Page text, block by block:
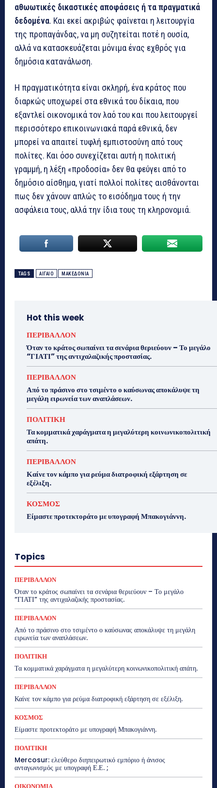
αθωωτικές δικαστικές αποφάσεις ή τα πραγματικά
δεδομένα. Και εκεί ακριβώς φαίνεται η λειτουργία
της προπαγάνδας, να μη συζητείται ποτέ η ουσία,
αλλά να κατασκευάζεται μόνιμα ένας εχθρός για
δημόσια κατανάλωση.
Η πραγματικότητα είναι σκληρή, ένα κράτος που
διαρκώς υποχωρεί στα εθνικά του δίκαια, που
εξαντλεί οικονομικά τον λαό του και που λειτουργεί
περισσότερο επικοινωνιακά παρά εθνικά, δεν
μπορεί να απαιτεί τυφλή εμπιστοσύνη από τους
πολίτες. Και όσο συνεχίζεται αυτή η πολιτική
γραμμή, η λέξη «προδοσία» δεν θα φεύγει από το
δημόσιο αίσθημα, γιατί πολλοί πολίτες αισθάνονται
πως δεν χάνουν απλώς το εισόδημα τους ή την
ασφάλεια τους, αλλά την ίδια τους τη κληρονομιά.
TAGS ΑΙΓΑΙΟ ΜΑΚΕΔΟΝΙΑ
Hot this week
ΠΕΡΙΒΑΛΛΟΝ
Όταν το κράτος σωπαίνει τα σενάρια θεριεύουν – Το μεγάλο
“ΓΙΑΤΙ” της αντιχαλαζικής προστασίας.
ΠΕΡΙΒΑΛΛΟΝ
Από το πράσινο στο τσιμέντο ο καύσωνας αποκάλυψε τη
μεγάλη ειρωνεία των αναπλάσεων.
ΠΟΛΙΤΙΚΗ
Τα κομματικά χαράγματα η μεγαλύτερη κοινωνικοπολιτική
απάτη.
ΠΕΡΙΒΑΛΛΟΝ
Καίνε τον κάμπο για ρεύμα διατροφική εξάρτηση σε
εξέλιξη.
ΚΟΣΜΟΣ
Είμαστε προτεκτοράτο με υπογραφή Μπακογιάννη.
Topics
ΠΕΡΙΒΑΛΛΟΝ
Όταν το κράτος σωπαίνει τα σενάρια θεριεύουν – Το μεγάλο
“ΓΙΑΤΙ” της αντιχαλαζικής προστασίας.
ΠΕΡΙΒΑΛΛΟΝ
Από το πράσινο στο τσιμέντο ο καύσωνας αποκάλυψε τη μεγάλη
ειρωνεία των αναπλάσεων.
ΠΟΛΙΤΙΚΗ
Τα κομματικά χαράγματα η μεγαλύτερη κοινωνικοπολιτική απάτη.
ΠΕΡΙΒΑΛΛΟΝ
Καίνε τον κάμπο για ρεύμα διατροφική εξάρτηση σε εξέλιξη.
ΚΟΣΜΟΣ
Είμαστε προτεκτοράτο με υπογραφή Μπακογιάννη.
ΠΟΛΙΤΙΚΗ
Mercosur: ελεύθερο διηπειρωτικό εμπόριο ή άνισος
ανταγωνισμός με υπογραφή Ε.Ε. ;